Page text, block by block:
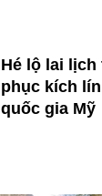
Hé lộ lai lịch
phục kích
quốc gia Mỹ